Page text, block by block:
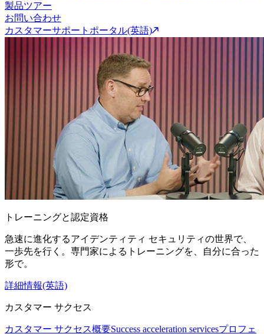
製品ツアー
お問い合わせ
カスタマーサポートポータル(英語)
トレーニングと認定資格
急速に進化するアイデンティティ セキュリティの世界で、
一歩先を行く。専門家によるトレーニングを、自分に合った
形で。
詳細情報(英語)
カスタマー サクセス
カスタマー サクセス概要Success acceleration servicesプロフェ